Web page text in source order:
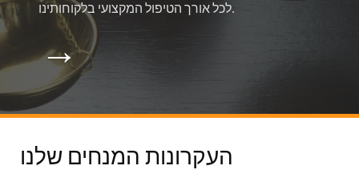
לכל אורך הטיפול המקצועי בלקוחותינו.
→
העקרונות המנחים שלנו